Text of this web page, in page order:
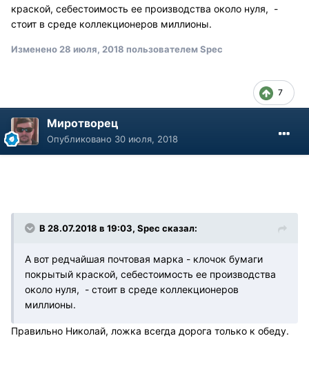
краской, себестоимость ее производства около нуля, -
стоит в среде коллекционеров миллионы.
Изменено 28 июля, 2018 пользователем Spec
7
Миротворец
Опубликовано 30 июля, 2018
В 28.07.2018 в 19:03, Spec сказал:
А вот редчайшая почтовая марка - клочок бумаги
покрытый краской, себестоимость ее производства
около нуля, - стоит в среде коллекционеров
миллионы.
Правильно Николай, ложка всегда дорога только к обеду.